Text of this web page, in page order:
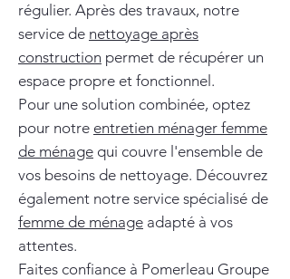
régulier. Après des travaux, notre
service de nettoyage après
construction permet de récupérer un
espace propre et fonctionnel.
Pour une solution combinée, optez
pour notre entretien ménager femme
de ménage qui couvre l'ensemble de
vos besoins de nettoyage. Découvrez
également notre service spécialisé de
femme de ménage adapté à vos
attentes.
Faites confiance à Pomerleau Groupe